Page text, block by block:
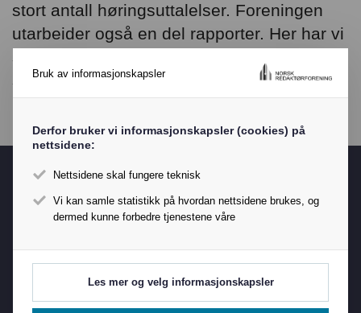
stort antall høringsuttalelser. Foreningen
utarbeider også en del rapporter. Her har vi
samlet disse dokumentene sammen med
styresaker og nyhetsbrev.
NRs Hotline
Bruk av informasjonskapsler
Derfor bruker vi informasjonskapsler (cookies) på
nettsidene:
Nettsidene skal fungere teknisk
Vi kan samle statistikk på hvordan nettsidene brukes, og
dermed kunne forbedre tjenestene våre
Les mer og velg informasjonskapsler